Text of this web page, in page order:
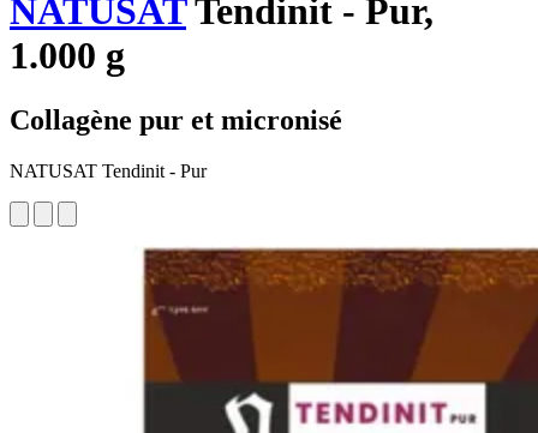
NATUSATTendinit - Pur,
1.000 g
Collagène pur et micronisé
NATUSAT Tendinit - Pur